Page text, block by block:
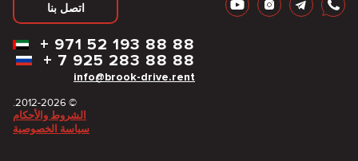
اتصل بنا
info@brook-drive.rent
+ 7 925 283 88 88
+ 971 52 193 88 88
© 2012-2026.
الشروط والأحكام
سياسة الخصوصية